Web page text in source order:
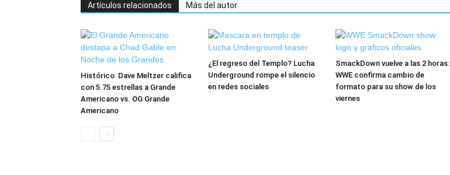
Artículos relacionados Más del autor
Histórico: Dave Meltzer califica
con 5.75 estrellas a Grande
Americano vs. OG Grande
Americano
¿El regreso del Templo? Lucha
Underground rompe el silencio
en redes sociales
SmackDown vuelve a las 2 horas:
WWE confirma cambio de
formato para su show de los
viernes